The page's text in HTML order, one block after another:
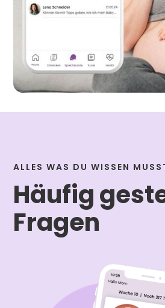
ALLES WAS DU WISSEN
Häufig
Fragen